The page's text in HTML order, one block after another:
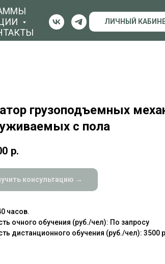
ЛИЧНЫЙ
грузоподъемных
с пола
р.
консультацию →
часов.
очного обучения (руб./чел): По запросу
дистанционного обучения (руб./чел): 3500